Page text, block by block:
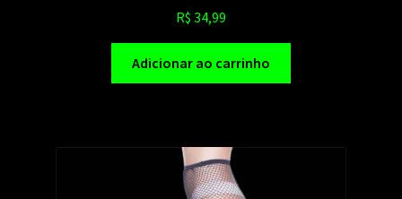
R$ 34,99
Adicionar ao carrinho